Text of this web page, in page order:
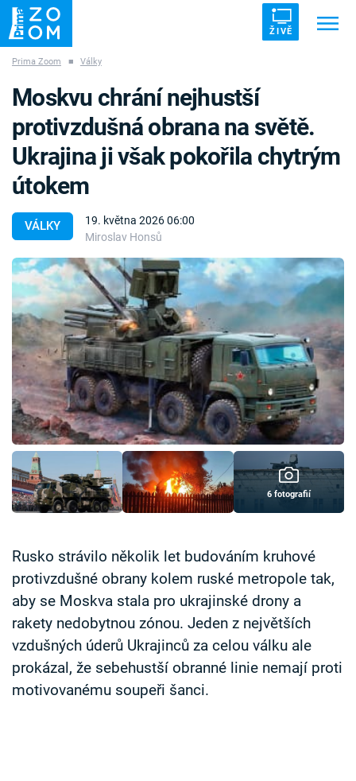
ŽIVĚ
ZÁHADY VETŘELCI DÁVNOVĚKU
Témata
Témata
Pořady
TV Program
Časopis
Sledujte prima+
Přihlášení
Prima Zoom ■ Války
VÁLKY
19. května 2026 06:00
Miroslav Honsů
Moskvu chrání nejhustší
protivzdušná obrana na světě.
Ukrajina ji však pokořila chytrým
útokem
6 fotografií
Rusko strávilo několik let budováním kruhové
protivzdušné obrany kolem ruské metropole tak,
aby se Moskva stala pro ukrajinské drony a
rakety nedobytnou zónou. Jeden z největších
vzdušných úderů Ukrajinců za celou válku ale
prokázal, že sebehustší obranné linie nemají proti
motivovanému soupeři šanci.